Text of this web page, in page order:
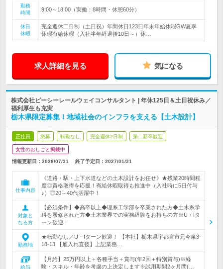
勤務
時間
9:00～18:00（実働：8時間・休憩60分）
休日
休暇
完全週休二日制（土日祝）年間休日123日年末年始休暇GW夏季
休暇有給休暇（入社半年経過後10日～）休…
求人詳細を見る 気になる
株式会社ピーシーレールウェイコンサルタント | 年休125日＆土日祝休み／
福利厚生も充実
栃木県限定募集！地域社会のインフラを支える【土木設計】
正社員 急募 転勤なし 完全週休2日制 第二新卒歓迎
女性のおしごと掲載中
情報更新日：2026/07/31 終了予定日： 2027/01/21
仕事内容
《道路・駅・上下水道などの土木設計をお任せ》★残業20時間程
度◎資格取得を応援！有給休暇取得も推進中（入社時に5日付与
♪）◎20～40代活躍中！
対象と
なる方
【必須条件】◆高卒以上◆理系工学部を卒業された方◆土木系学
科を履修された方◆土木業界での実務経験をお持ちの方※U・Iタ
ーン歓迎！
勤務地
★転勤なし／U・Iターン歓迎！ 【本社】栃木県宇都宮市元今泉3-
18-13 【雇入れ直後】上記業務…
給与
【月給】25万円以上＋各種手当＋賞与(年2回＋特別賞与)※経
験・スキル・年齢を考慮の上決定します※試用期間2ヶ月間(…